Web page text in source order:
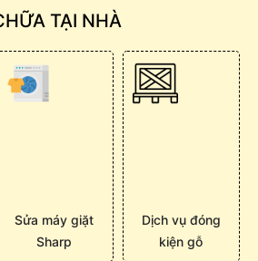
TẠI NHÀ
Sửa máy giặt
Sharp
Dịch vụ đóng
kiện gỗ